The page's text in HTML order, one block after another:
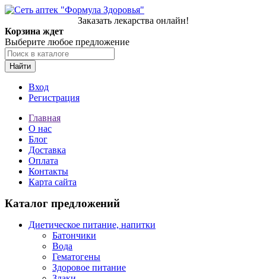
Заказать лекарства онлайн!
Корзина ждет
Выберите любое предложение
Найти
Вход
Регистрация
Главная
О нас
Блог
Доставка
Оплата
Контакты
Карта сайта
Каталог предложений
Диетическое питание, напитки
Батончики
Вода
Гематогены
Здоровое питание